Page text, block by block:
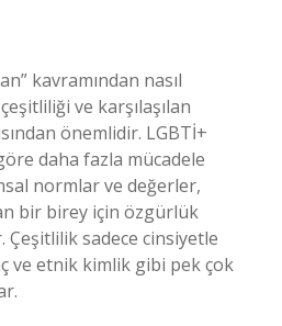
kavramından nasıl
ve karşılaşılan
önemlidir. LGBTİ+
daha fazla mücadele
normlar ve değerler,
bir birey için özgürlük
Çeşitlilik sadece cinsiyetle
ve etnik kimlik gibi pek çok